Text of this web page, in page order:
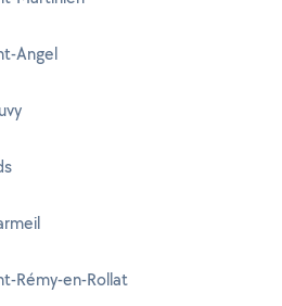
Angel
Rémy-en-Rollat